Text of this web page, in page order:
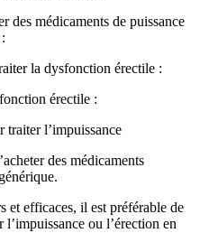
des médicaments de puissance
la dysfonction érectile :
érectile :
traiter l’impuissance
des médicaments
et efficaces, il est préférable de
ou l’érection en